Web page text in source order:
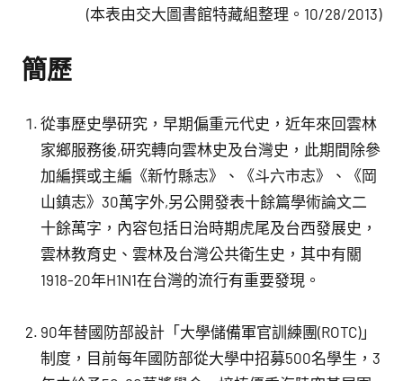
(本表由交大圖書館特藏組整理。10/28/2013)
簡歷
從事歷史學研究，早期偏重元代史，近年來回雲林
家鄉服務後,研究轉向雲林史及台灣史，此期間除參
加編撰或主編《新竹縣志》、《斗六市志》、《岡
山鎮志》30萬字外,另公開發表十餘篇學術論文二
十餘萬字，內容包括日治時期虎尾及台西發展史，
雲林教育史、雲林及台灣公共衛生史，其中有關
1918-20年H1N1在台灣的流行有重要發現。
90年替國防部設計「大學儲備軍官訓練團(ROTC)」
制度，目前每年國防部從大學中招募500名學生，3